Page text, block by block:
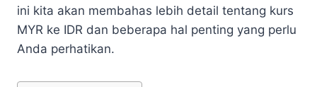
ini kita akan membahas lebih detail tentang kurs
MYR ke IDR dan beberapa hal penting yang perlu
Anda perhatikan.